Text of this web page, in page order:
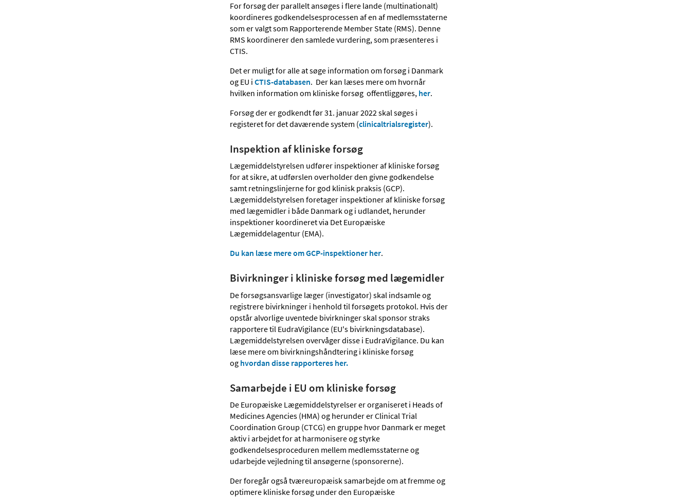
For forsøg der parallelt ansøges i flere lande (multinationalt)
koordineres godkendelsesprocessen af en af medlemsstaterne
som er valgt som Rapporterende Member State (RMS). Denne
RMS koordinerer den samlede vurdering, som præsenteres i
CTIS.
Det er muligt for alle at søge information om forsøg i Danmark
og EU iCTIS-databasen. Der kan læses mere om hvornår
hvilken information om kliniske forsøg offentliggøres, her.
Forsøg der er godkendt før 31. januar 2022 skal søges i
registeret for det daværende system (clinicaltrialsregister).
Inspektion af kliniske forsøg
Lægemiddelstyrelsen udfører inspektioner af kliniske forsøg
for at sikre, at udførslen overholder den givne godkendelse
samt retningslinjerne for god klinisk praksis (GCP).
Lægemiddelstyrelsen foretager inspektioner af kliniske forsøg
med lægemidler i både Danmark og i udlandet, herunder
inspektioner koordineret via Det Europæiske
Lægemiddelagentur (EMA).
Du kan læse mere om GCP-inspektioner her.
Bivirkninger i kliniske forsøg med lægemidler
De forsøgsansvarlige læger (investigator) skal indsamle og
registrere bivirkninger i henhold til forsøgets protokol. Hvis der
opstår alvorlige uventede bivirkninger skal sponsor straks
rapportere til EudraVigilance (EU's bivirkningsdatabase).
Lægemiddelstyrelsen overvåger disse i EudraVigilance. Du kan
læse mere om bivirkningshåndtering i kliniske forsøg
og hvordan disse rapporteres her.
Samarbejde i EU om kliniske forsøg
De Europæiske Lægemiddelstyrelser er organiseret i Heads of
Medicines Agencies (HMA) og herunder er Clinical Trial
Coordination Group (CTCG) en gruppe hvor Danmark er meget
aktiv i arbejdet for at harmonisere og styrke
godkendelsesproceduren mellem medlemsstaterne og
udarbejde vejledning til ansøgerne (sponsorerne).
Der foregår også tværeuropæisk samarbejde om at fremme og
optimere kliniske forsøg under den Europæiske